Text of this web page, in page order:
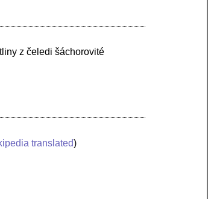
z čeledi šáchorovité
translated)